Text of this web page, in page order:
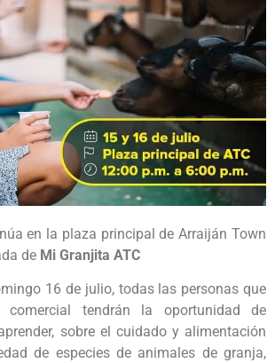
en la plaza principal de Arraiján Town
de Mi Granjita ATC
16 de julio, todas las personas que
tendrán la oportunidad de
sobre el cuidado y alimentación
de especies de animales de granja,